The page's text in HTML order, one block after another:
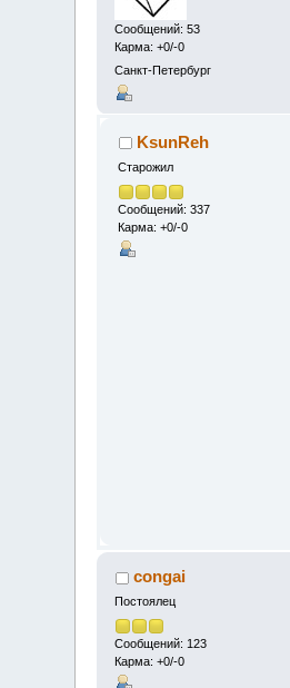
Сообщений: 53
Карма: +0/-0
Санкт-Петербург
KsunReh
Старожил
Сообщений: 337
Карма: +0/-0
congai
Постоялец
Сообщений: 123
Карма: +0/-0